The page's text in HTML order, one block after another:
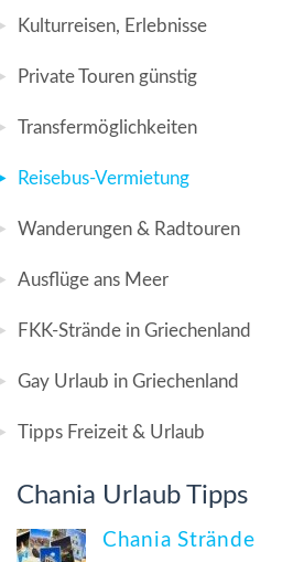
Kulturreisen, Erlebnisse
Private Touren günstig
Transfermöglichkeiten
Reisebus-Vermietung
Wanderungen & Radtouren
Ausflüge ans Meer
FKK-Strände in Griechenland
Gay Urlaub in Griechenland
Tipps Freizeit & Urlaub
Chania Urlaub Tipps
Chania Strände